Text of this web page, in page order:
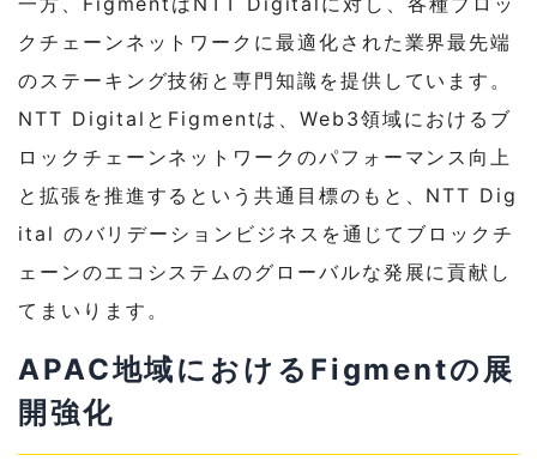
クチェーンネットワークに最適化された業界最先端
のステーキング技術と専門知識を提供しています。
NTT DigitalとFigmentは、Web3領域におけるブ
ロックチェーンネットワークのパフォーマンス向上
と拡張を推進するという共通目標のもと、NTT Dig
ital のバリデーションビジネスを通じてブロックチ
ェーンのエコシステムのグローバルな発展に貢献し
てまいります。
APAC地域におけるFigmentの展
開強化